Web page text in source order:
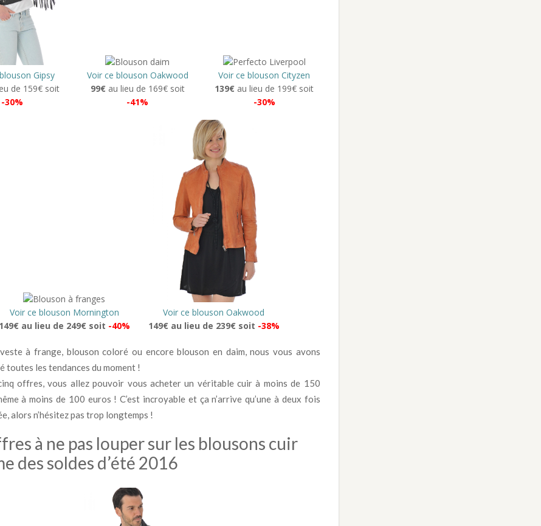
Gipsy
de 159€ soit
-30%
Voir ce blouson Oakwood
99€au lieu de 169€ soit
-41%
Voir ce blouson Cityzen
139€ au lieu de 199€ soit
-30%
Voir ce blouson Mornington
149€ au lieu de 249€ soit -40%
Voir ce blouson Oakwood
149€ au lieu de 239€ soit -38%
à frange, blouson coloré ou encore blouson en daim, nous vous avons
toutes les tendances du moment !
offres, vous allez pouvoir vous acheter un véritable cuir à moins de 150
à moins de 100 euros ! C’est incroyable et ça n’arrive qu’une à deux fois
alors n’hésitez pas trop longtemps !
à ne pas louper sur les blousons cuir
des soldes d’été 2016